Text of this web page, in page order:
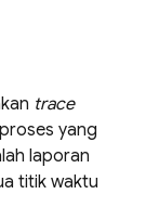
trace
yang
laporan
titik waktu